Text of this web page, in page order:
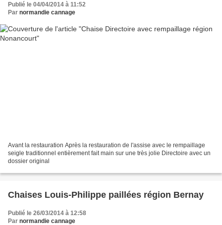
Publié le 04/04/2014 à 11:52
Par normandie cannage
Avant la restauration Après la restauration de l'assise avec le rempaillage
seigle traditionnel entièrement fait main sur une très jolie Directoire avec un
dossier original
Chaises Louis-Philippe paillées région Bernay
Publié le 26/03/2014 à 12:58
Par normandie cannage